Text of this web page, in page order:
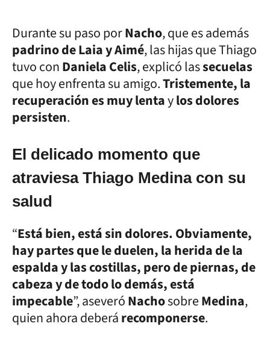
Durante su paso porNacho, que es además
padrino de Laia y Aimé, las hijas que Thiago
tuvo conDaniela Celis, explicó lassecuelas
que hoy enfrenta su amigo.Tristemente, la
recuperación es muy lentaylos dolores
persisten.
El delicado momento que
atraviesa Thiago Medina con su
salud
“Está bien, está sin dolores. Obviamente,
hay partes que le duelen, la herida de la
espalda y las costillas, pero de piernas, de
cabeza y de todo lo demás, está
impecable”, aseveróNachosobreMedina,
quien ahora deberárecomponerse.